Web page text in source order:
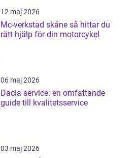
12 maj 2026
Mc-verkstad skåne så hittar du
rätt hjälp för din motorcykel
06 maj 2026
Dacia service: en omfattande
guide till kvalitetsservice
03 maj 2026